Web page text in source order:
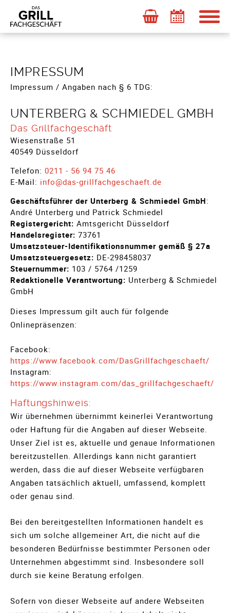
Zum Inhalt springen
IMPRESSUM
Impressum / Angaben nach § 6 TDG:
UNTERBERG & SCHMIEDEL GMBH
Das Grillfachgeschäft
Wiesenstraße 51
40549 Düsseldorf
Telefon: 0211 - 56 94 75 46
E-Mail: info@das-grillfachgeschaeft.de
Geschäftsführer der Unterberg & Schmiedel GmbH:
André Unterberg und Patrick Schmiedel
Registergericht: Amtsgericht Düsseldorf
Handelsregister: 73761
Umsatzsteuer-Identifikationsnummer gemäß § 27a
Umsatzsteuergesetz: DE-298458037
Steuernummer: 103 / 5764 /1259
Redaktionelle Verantwortung: Unterberg & Schmiedel
GmbH
Dieses Impressum gilt auch für folgende
Onlinepräsenzen:
Facebook:
https://www.facebook.com/DasGrillfachgeschaeft/
Instagram:
https://www.instagram.com/das_grillfachgeschaeft/
Haftungshinweis:
Wir übernehmen übernimmt keinerlei Verantwortung
oder Haftung für die Angaben auf dieser Webseite.
Unser Ziel ist es, aktuelle und genaue Informationen
bereitzustellen. Allerdings kann nicht garantiert
werden, dass die auf dieser Webseite verfügbaren
Angaben tatsächlich aktuell, umfassend, komplett
oder genau sind.
Bei den bereitgestellten Informationen handelt es
sich um solche allgemeiner Art, die nicht auf die
besonderen Bedürfnisse bestimmter Personen oder
Unternehmen abgestimmt sind. Insbesondere soll
durch sie keine Beratung erfolgen.
Sofern von dieser Webseite auf andere Webseiten